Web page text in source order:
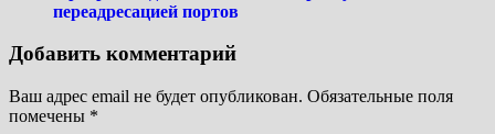
переадресацией портов
Добавить комментарий
Ваш адрес email не будет опубликован. Обязательные поля
помечены *